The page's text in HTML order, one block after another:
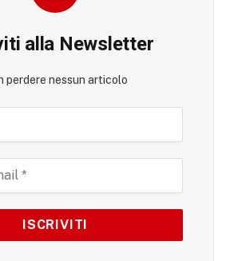
alla Newsletter
perdere nessun articolo